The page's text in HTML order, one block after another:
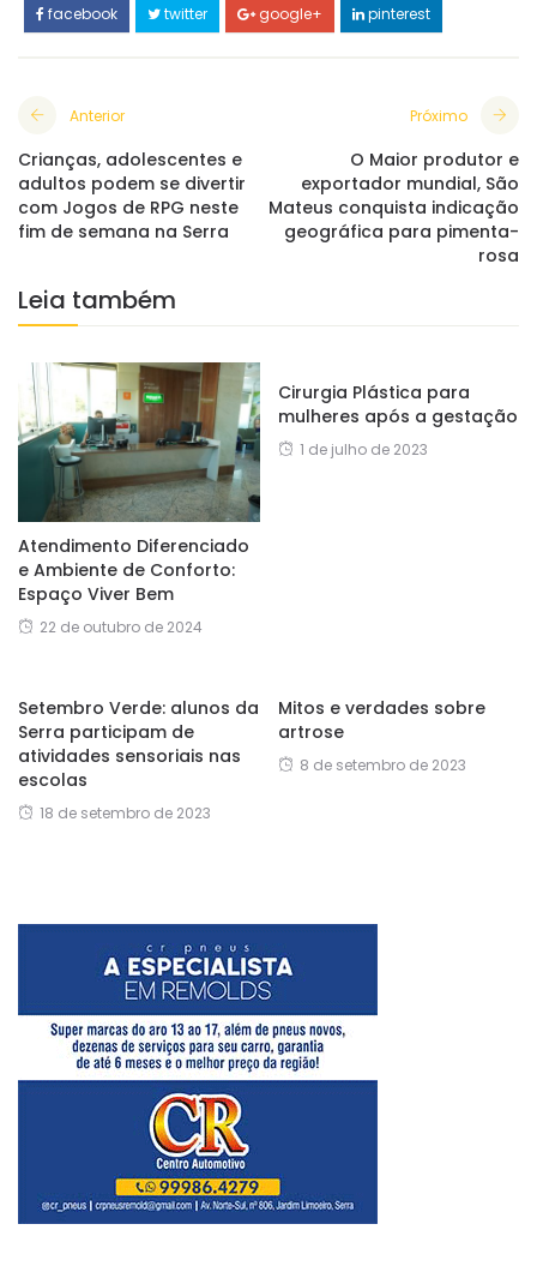
facebook twitter google+ pinterest
Anterior
Crianças, adolescentes e
adultos podem se divertir
com Jogos de RPG neste
fim de semana na Serra
Próximo
O Maior produtor e
exportador mundial, São
Mateus conquista indicação
geográfica para pimenta-
rosa
Leia também
Atendimento Diferenciado
e Ambiente de Conforto:
Espaço Viver Bem
22 de outubro de 2024
Cirurgia Plástica para
mulheres após a gestação
1 de julho de 2023
Setembro Verde: alunos da
Serra participam de
atividades sensoriais nas
escolas
18 de setembro de 2023
Mitos e verdades sobre
artrose
8 de setembro de 2023